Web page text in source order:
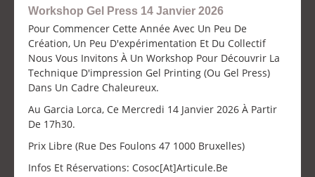
Workshop Gel Press 14 Janvier 2026
Pour Commencer Cette Année Avec Un Peu De
Création, Un Peu D'expérimentation Et Du Collectif
Nous Vous Invitons À Un Workshop Pour Découvrir La
Technique D'impression Gel Printing (ou Gel Press)
Dans Un Cadre Chaleureux.
Au Garcia Lorca, Ce Mercredi 14 Janvier 2026 À Partir
De 17h30.
Prix Libre (Rue Des Foulons 47 1000 Bruxelles)
Infos Et Réservations: Cosoc[at]articule.be